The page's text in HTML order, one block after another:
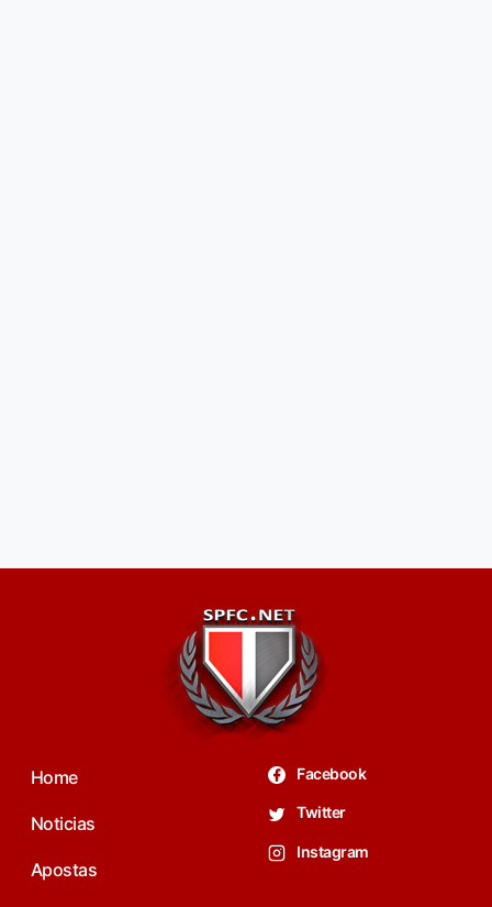
Home
Noticias
Apostas
Facebook
Twitter
Instagram